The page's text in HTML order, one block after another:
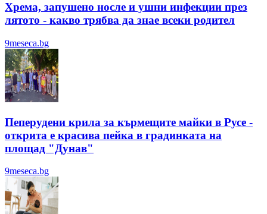
Хрема, запушено носле и ушни инфекции през
лятотo - какво трябва да знае всеки родител
9meseca.bg
Пеперудени крила за кърмещите майки в Русе -
открита е красива пейка в градинката на
площад "Дунав"
9meseca.bg